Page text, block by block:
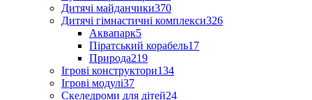
Дитячі майданчики370
Дитячі гімнастичні комплекси326
Аквапарк5
Піратський корабель17
Природа219
Ігрові конструктори134
Ігрові модулі37
Скеледроми для дітей24